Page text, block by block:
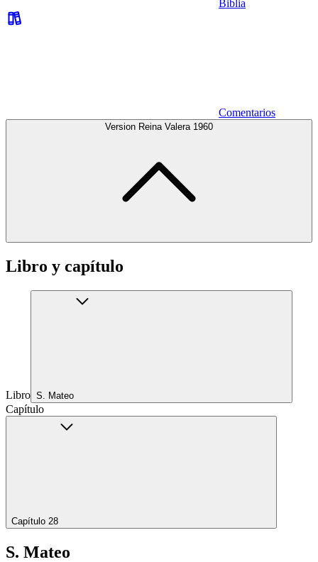
Biblia
Comentarios
Version Reina Valera 1960
Libro y capítulo
Libro S. Mateo
Capítulo
Capítulo 28
S. Mateo